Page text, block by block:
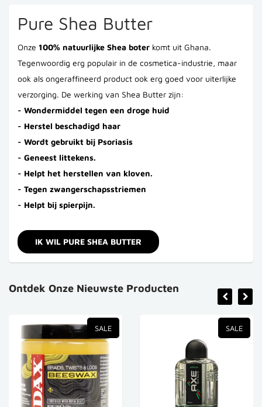
Pure Shea Butter
Onze 100% natuurlijke Shea boter komt uit Ghana.
Tegenwoordig erg populair in de cosmetica-industrie, maar
ook als ongeraffineerd product ook erg goed voor uiterlijke
verzorging. De werking van Shea Butter zijn:
- Wondermiddel tegen een droge huid
- Herstel beschadigd haar
- Wordt gebruikt bij Psoriasis
- Geneest littekens.
- Helpt het herstellen van kloven.
- Tegen zwangerschapsstriemen
- Helpt bij spierpijn.
IK WIL PURE SHEA BUTTER
Ontdek Onze Nieuwste Producten
SALE SALE